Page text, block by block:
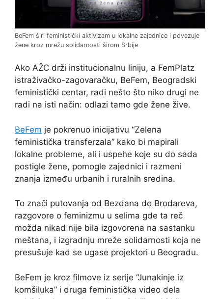
BeFem širi feministički aktivizam u lokalne zajednice i povezuje
žene kroz mrežu solidarnosti širom Srbije
Ako AŽC drži institucionalnu liniju, a FemPlatz
istraživačko-zagovaračku, BeFem, Beogradski
feministički centar, radi nešto što niko drugi ne
radi na isti način: odlazi tamo gde žene žive.
BeFem je pokrenuo inicijativu “Zelena
feministička transferzala” kako bi mapirali
lokalne probleme, ali i uspehe koje su do sada
postigle žene, pomogle zajednici i razmeni
znanja između urbanih i ruralnih sredina.
To znači putovanja od Bezdana do Brodareva,
razgovore o feminizmu u selima gde ta reč
možda nikad nije bila izgovorena na sastanku
meštana, i izgradnju mreže solidarnosti koja ne
presušuje kad se ugase projektori u Beogradu.
BeFem je kroz filmove iz serije “Junakinje iz
komšiluka” i druga feministička video dela